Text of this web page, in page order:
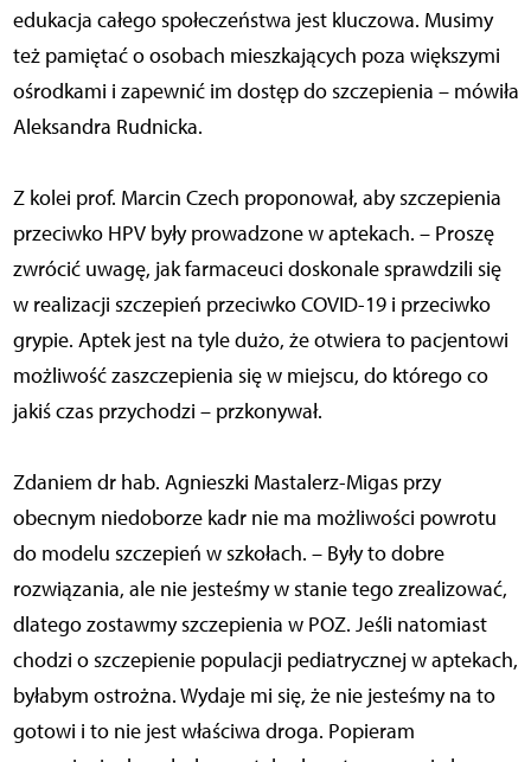
edukacja całego społeczeństwa jest kluczowa. Musimy
też pamiętać o osobach mieszkających poza większymi
ośrodkami i zapewnić im dostęp do szczepienia – mówiła
Aleksandra Rudnicka.
Z kolei prof. Marcin Czech proponował, aby szczepienia
przeciwko HPV były prowadzone w aptekach. – Proszę
zwrócić uwagę, jak farmaceuci doskonale sprawdzili się
w realizacji szczepień przeciwko COVID-19 i przeciwko
grypie. Aptek jest na tyle dużo, że otwiera to pacjentowi
możliwość zaszczepienia się w miejscu, do którego co
jakiś czas przychodzi – przkonywał.
Zdaniem dr hab. Agnieszki Mastalerz-Migas przy
obecnym niedoborze kadr nie ma możliwości powrotu
do modelu szczepień w szkołach. – Były to dobre
rozwiązania, ale nie jesteśmy w stanie tego zrealizować,
dlatego zostawmy szczepienia w POZ. Jeśli natomiast
chodzi o szczepienie populacji pediatrycznej w aptekach,
byłabym ostrożna. Wydaje mi się, że nie jesteśmy na to
gotowi i to nie jest właściwa droga. Popieram